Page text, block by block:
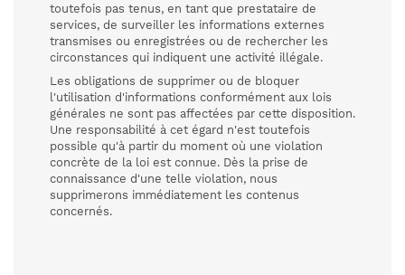
toutefois pas tenus, en tant que prestataire de
services, de surveiller les informations externes
transmises ou enregistrées ou de rechercher les
circonstances qui indiquent une activité illégale.
Les obligations de supprimer ou de bloquer
l'utilisation d'informations conformément aux lois
générales ne sont pas affectées par cette disposition.
Une responsabilité à cet égard n'est toutefois
possible qu'à partir du moment où une violation
concrète de la loi est connue. Dès la prise de
connaissance d'une telle violation, nous
supprimerons immédiatement les contenus
concernés.